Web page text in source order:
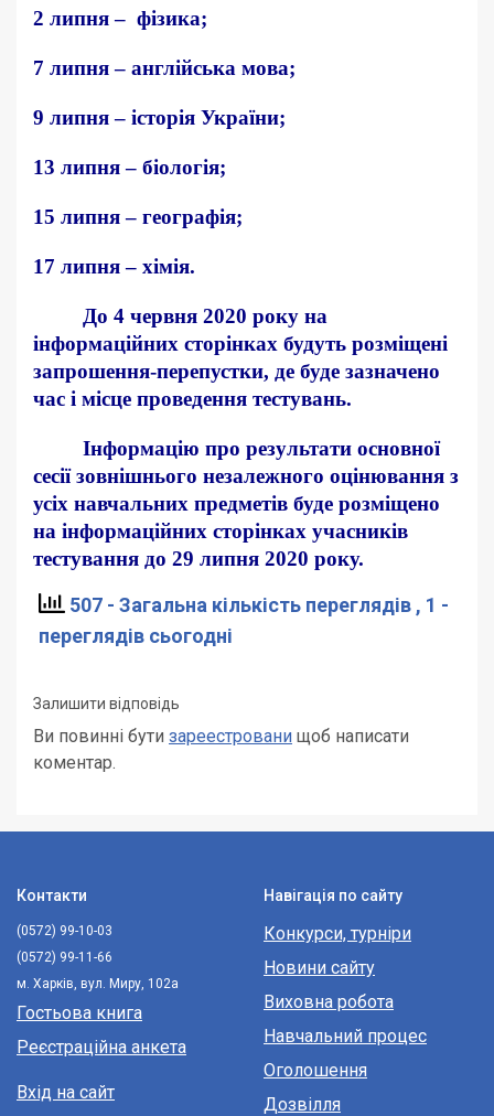
2 липня – фізика;
7 липня – англійська мова;
9 липня – історія України;
13 липня – біологія;
15 липня – географія;
17 липня – хімія.
До 4 червня 2020 року на
інформаційних сторінках будуть розміщені
запрошення-перепустки, де буде зазначено
час і місце проведення тестувань.
Інформацію про результати основної
сесії зовнішнього незалежного оцінювання з
усіх навчальних предметів буде розміщено
на інформаційних сторінках учасників
тестування до 29 липня 2020 року.
507 - Загальна кількість переглядів , 1 -
переглядів сьогодні
Залишити відповідь
Ви повинні бути зареестровани щоб написати
коментар.
Навігація по сайту
Конкурси, турніри
Новини сайту
Виховна робота
Навчальний процес
Оголошення
Дозвілля
Контакти
(0572) 99-10-03
(0572) 99-11-66
м. Харків, вул. Миру, 102а
Гостьова книга
Реєстраційна анкета
Вхід на сайт